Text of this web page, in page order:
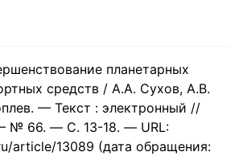
планетарных
средств / А.А. Сухов, А.В.
— Текст : электронный //
№ 66. — С. 13-18. — URL:
article/13089 (дата обращения: